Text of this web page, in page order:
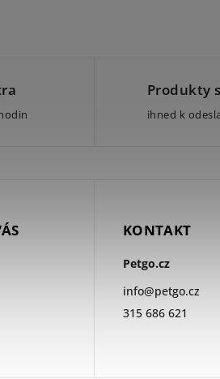
Produkty
ihned k
KONTAKT
Petgo.cz
info@petgo.cz
315 686 621